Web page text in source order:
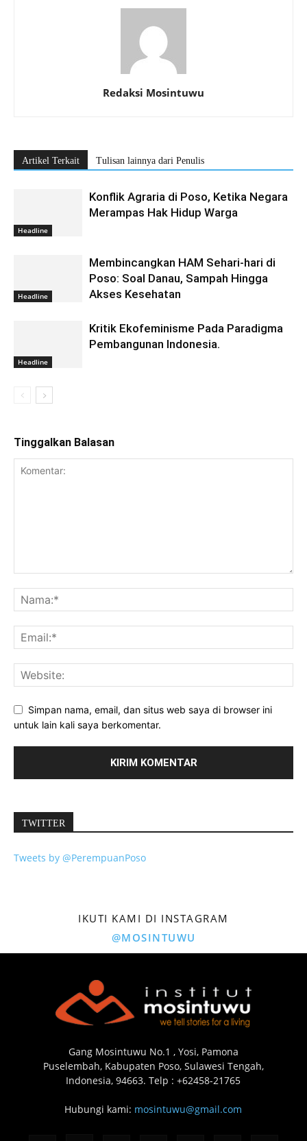
Redaksi Mosintuwu
Artikel Terkait Tulisan lainnya dari Penulis
Headline
Konflik Agraria di Poso, Ketika Negara
Merampas Hak Hidup Warga
Headline
Membincangkan HAM Sehari-hari di
Poso: Soal Danau, Sampah Hingga
Akses Kesehatan
Headline
Kritik Ekofeminisme Pada Paradigma
Pembangunan Indonesia.
Tinggalkan Balasan
Simpan nama, email, dan situs web saya di browser ini
untuk lain kali saya berkomentar.
TWITTER
Tweets by @PerempuanPoso
IKUTI KAMI DI INSTAGRAM
@MOSINTUWU
Gang Mosintuwu No.1 , Yosi, Pamona
Puselembah, Kabupaten Poso, Sulawesi Tengah,
Indonesia, 94663. Telp : +62458-21765
Hubungi kami: mosintuwu@gmail.com